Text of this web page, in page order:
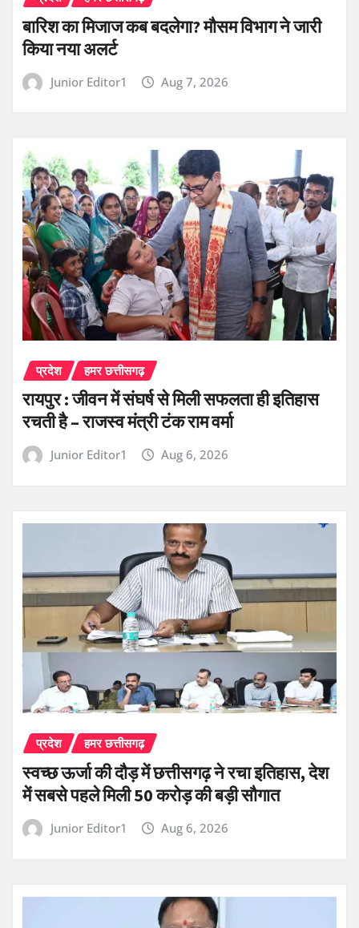
बारिश का मिजाज कब बदलेगा? मौसम विभाग ने जारी
किया नया अलर्ट
Junior Editor1 Aug 7, 2026
प्रदेश हमर छत्तीसगढ़
रायपुर : जीवन में संघर्ष से मिली सफलता ही इतिहास
रचती है – राजस्व मंत्री टंक राम वर्मा
Junior Editor1 Aug 6, 2026
प्रदेश हमर छत्तीसगढ़
स्वच्छ ऊर्जा की दौड़ में छत्तीसगढ़ ने रचा इतिहास, देश
में सबसे पहले मिली 50 करोड़ की बड़ी सौगात
Junior Editor1 Aug 6, 2026